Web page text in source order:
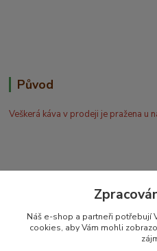
Původ
Veškerá káva v prodeji je pražena u
+420 602 577
Náš e-shop a partneři potřebují
cookies, aby Vám mohli